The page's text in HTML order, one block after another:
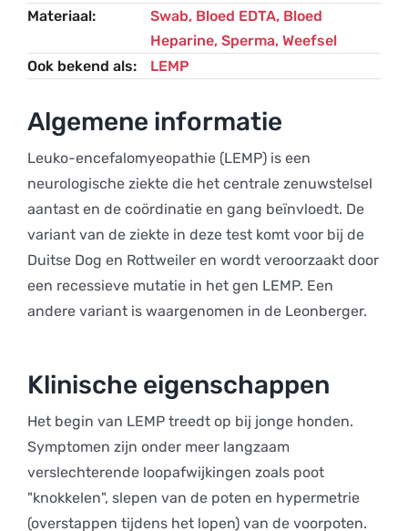
Materiaal
Swab, Bloed EDTA, Bloed
Heparine, Sperma, Weefsel
Ook bekend als
LEMP
Algemene informatie
Leuko-encefalomyeopathie (LEMP) is een
neurologische ziekte die het centrale zenuwstelsel
aantast en de coördinatie en gang beïnvloedt. De
variant van de ziekte in deze test komt voor bij de
Duitse Dog en Rottweiler en wordt veroorzaakt door
een recessieve mutatie in het gen LEMP. Een
andere variant is waargenomen in de Leonberger.
Klinische eigenschappen
Het begin van LEMP treedt op bij jonge honden.
Symptomen zijn onder meer langzaam
verslechterende loopafwijkingen zoals poot
"knokkelen", slepen van de poten en hypermetrie
(overstappen tijdens het lopen) van de voorpoten.